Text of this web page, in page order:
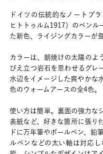
ドイツの伝統的なノートブ
ヒトトゥルム1917）のペンル
た新色、ライジングカラーが
カラーは、朝焼けの太陽のよ
びえ立つ岩石を思わせるグレ
水辺をイメージした爽やかな
色のウォームアースの全4色。
使い方は簡単。裏面の強力な
表紙など、好きな箇所に張り
ドに万年筆やボールペン、鉛
ルペンなどの太い軸は対応